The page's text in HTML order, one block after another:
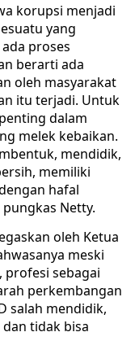
korupsi menjadi
yang
proses
berarti ada
oleh masyarakat
itu terjadi. Untuk
dalam
melek kebaikan.
mendidik,
memiliki
hafal
Netty.
oleh Ketua
meski
profesi sebagai
perkembangan
salah mendidik,
tidak bisa